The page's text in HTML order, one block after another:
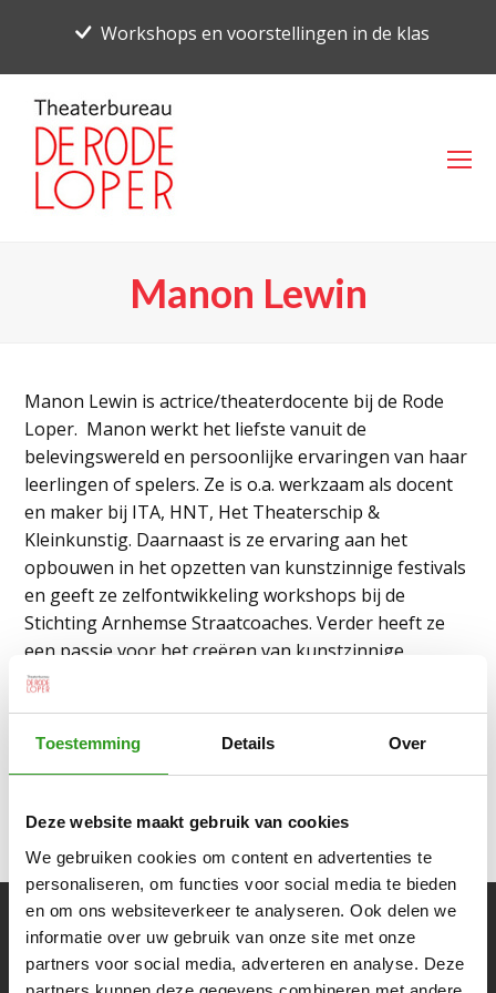
Toestemming Details Over
Deze website maakt gebruik van cookies
We gebruiken cookies om content en advertenties te
personaliseren, om functies voor social media te bieden
en om ons websiteverkeer te analyseren. Ook delen we
informatie over uw gebruik van onze site met onze
partners voor social media, adverteren en analyse. Deze
Workshops en voorstellingen in de klas
Manon Lewin
Manon Lewin is actrice/theaterdocente bij de Rode
Loper. Manon werkt het liefste vanuit de
belevingswereld en persoonlijke ervaringen van haar
leerlingen of spelers. Ze is o.a. werkzaam als docent
en maker bij ITA, HNT, Het Theaterschip &
Kleinkunstig. Daarnaast is ze ervaring aan het
opbouwen in het opzetten van kunstzinnige festivals
en geeft ze zelfontwikkeling workshops bij de
Stichting Arnhemse Straatcoaches. Verder heeft ze
een passie voor het creëren van kunstzinnige
projecten dat licht schijnt op het onderwerp van
previous
post:
Britt van Tooren
next
post:
Katja van der Does
Voorstellingen